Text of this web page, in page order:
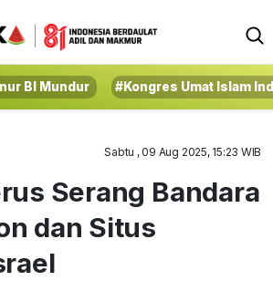
BI Mundur #Kongres Umat Islam
Sabtu , 09 Aug 2025, 15:23 WIB
Serang Bandara
dan Situs